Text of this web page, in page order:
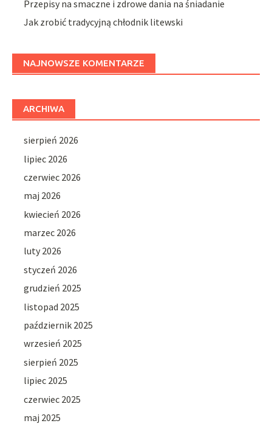
Przepisy na smaczne i zdrowe dania na śniadanie
Jak zrobić tradycyjną chłodnik litewski
NAJNOWSZE KOMENTARZE
ARCHIWA
sierpień 2026
lipiec 2026
czerwiec 2026
maj 2026
kwiecień 2026
marzec 2026
luty 2026
styczeń 2026
grudzień 2025
listopad 2025
październik 2025
wrzesień 2025
sierpień 2025
lipiec 2025
czerwiec 2025
maj 2025